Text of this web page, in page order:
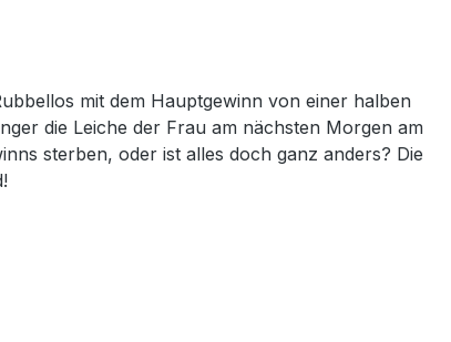
mit dem Hauptgewinn von einer halben
die Leiche der Frau am nächsten Morgen am
sterben, oder ist alles doch ganz anders? Die